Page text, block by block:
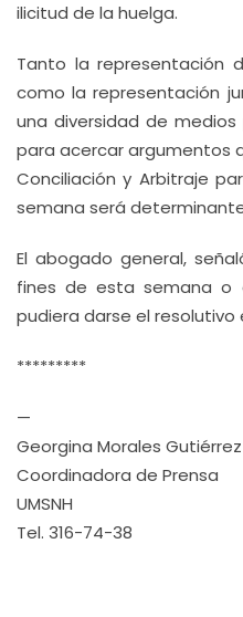
ilicitud de la huelga.
Tanto la representación
como la representación
una diversidad de
para acercar argumentos
Conciliación y Arbitraje
semana será
El abogado general,
fines de esta semana o
pudiera darse el
*********
—
Georgina Morales Gutiérrez
Coordinadora de Prensa
UMSNH
Tel. 316-74-38